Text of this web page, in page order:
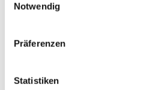
Notwendig
Präferenzen
Statistiken